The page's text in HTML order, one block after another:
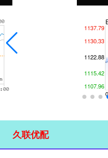
久联优配